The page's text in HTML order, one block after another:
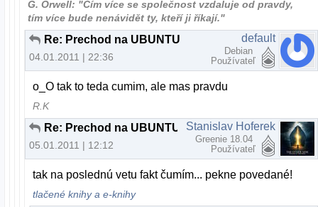
G. Orwell: "Čím více se společnost vzdaluje od pravdy,
tím více bude nenávidět ty, kteří ji říkají."
Re: Prechod na UBUNTU
04.01.2011 | 22:36
default
Debian
Používateľ
o_O tak to teda cumim, ale mas pravdu
R.K
Re: Prechod na UBUNTU
05.01.2011 | 12:12
Stanislav Hoferek
Greenie 18.04
Používateľ
tak na poslednú vetu fakt čumím... pekne povedané!
tlačené knihy a e-knihy